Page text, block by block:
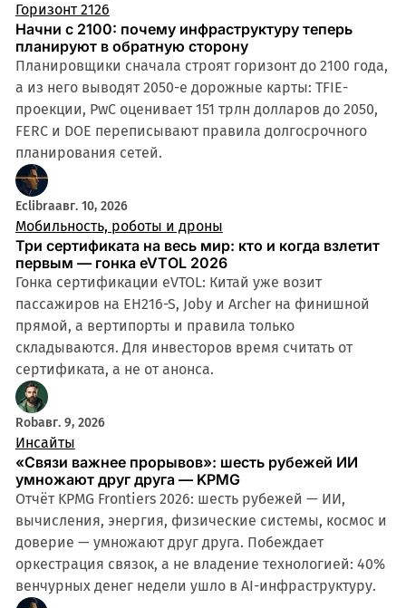
Горизонт 2126
Начни с 2100: почему инфраструктуру теперь
планируют в обратную сторону
Планировщики сначала строят горизонт до 2100 года,
а из него выводят 2050-е дорожные карты: TFIE-
проекции, PwC оценивает 151 трлн долларов до 2050,
FERC и DOE переписывают правила долгосрочного
планирования сетей.
Eclibraавг. 10, 2026
Мобильность, роботы и дроны
Три сертификата на весь мир: кто и когда взлетит
первым — гонка eVTOL 2026
Гонка сертификации eVTOL: Китай уже возит
пассажиров на EH216-S, Joby и Archer на финишной
прямой, а вертипорты и правила только
складываются. Для инвесторов время считать от
сертификата, а не от анонса.
Robавг. 9, 2026
Инсайты
«Связи важнее прорывов»: шесть рубежей ИИ
умножают друг друга — KPMG
Отчёт KPMG Frontiers 2026: шесть рубежей — ИИ,
вычисления, энергия, физические системы, космос и
доверие — умножают друг друга. Побеждает
оркестрация связок, а не владение технологией: 40%
венчурных денег недели ушло в AI-инфраструктуру.